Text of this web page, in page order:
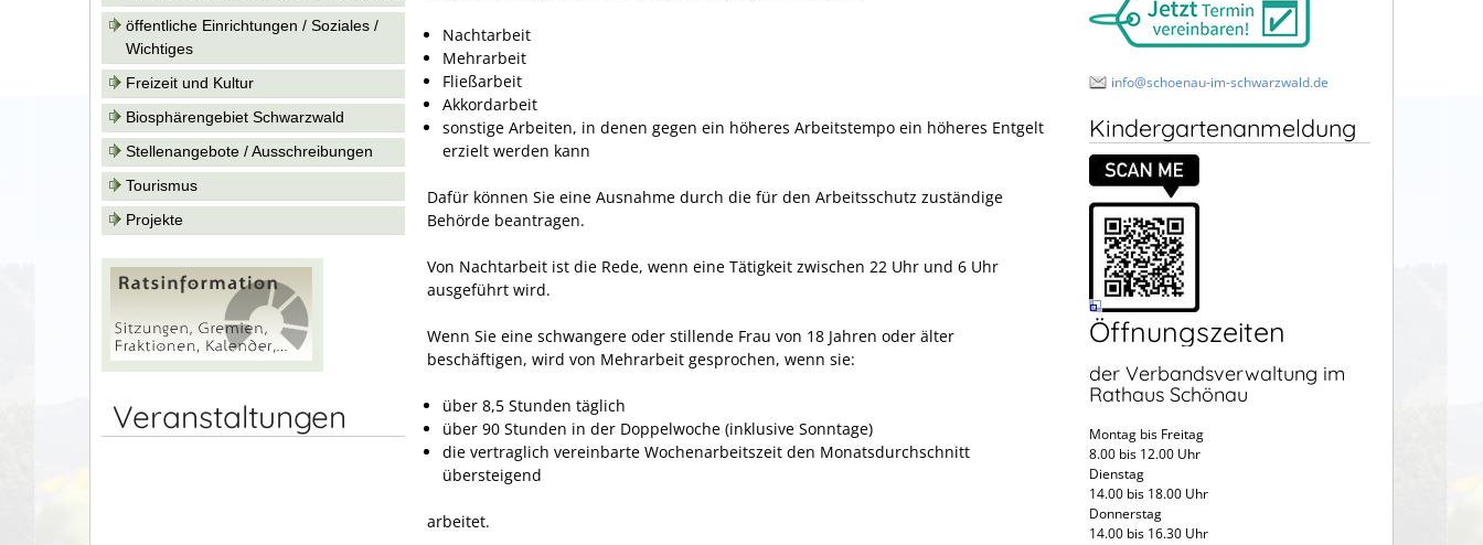
öffentliche Einrichtungen / Soziales /
Wichtiges
Freizeit und Kultur
Biosphärengebiet Schwarzwald
Stellenangebote / Ausschreibungen
Tourismus
Projekte
Veranstaltungen
Nachtarbeit
Mehrarbeit
Fließarbeit
Akkordarbeit
sonstige Arbeiten, in denen gegen ein höheres Arbeitstempo ein höheres Entgelt
erzielt werden kann
Dafür können Sie eine Ausnahme durch die für den Arbeitsschutz zuständige
Behörde beantragen.
Von Nachtarbeit ist die Rede, wenn eine Tätigkeit zwischen 22 Uhr und 6 Uhr
ausgeführt wird.
Wenn Sie eine schwangere oder stillende Frau von 18 Jahren oder älter
beschäftigen, wird von Mehrarbeit gesprochen, wenn sie:
über 8,5 Stunden täglich
über 90 Stunden in der Doppelwoche (inklusive Sonntage)
die vertraglich vereinbarte Wochenarbeitszeit den Monatsdurchschnitt
übersteigend
arbeitet.
info@schoenau-im-schwarzwald.de
Kindergartenanmeldung
Öffnungszeiten
der Verbandsverwaltung im
Rathaus Schönau
Montag bis Freitag
8.00 bis 12.00 Uhr
Dienstag
14.00 bis 18.00 Uhr
Donnerstag
14.00 bis 16.30 Uhr